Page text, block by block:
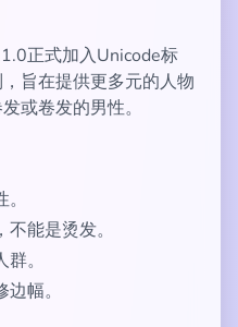
正式加入Unicode标
旨在提供更多元的人物
或卷发的男性。
能是烫发。
。
幅。